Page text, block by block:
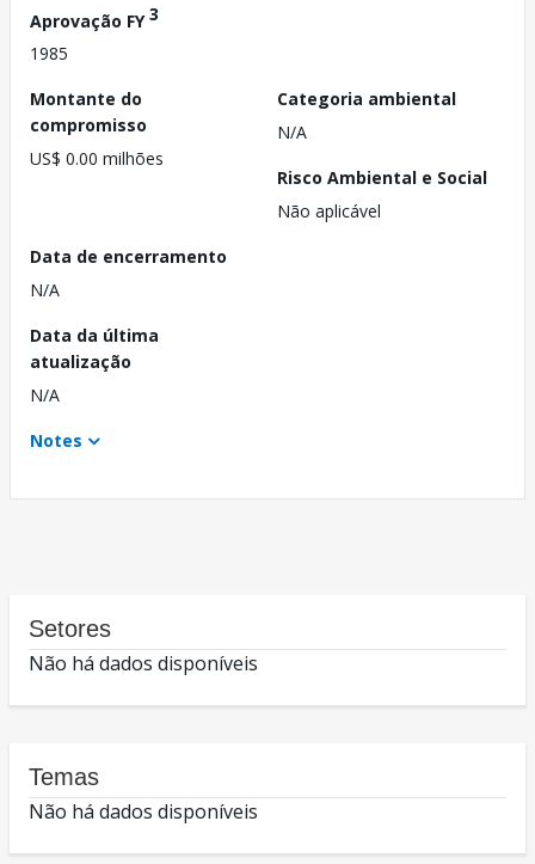
Aprovação FY3
1985
Montante do
compromisso
US$ 0.00 milhões
Categoria ambiental
N/A
Risco Ambiental e Social
Não aplicável
Data de encerramento
N/A
Data da última
atualização
N/A
Notes
Setores
Não há dados disponíveis
Temas
Não há dados disponíveis